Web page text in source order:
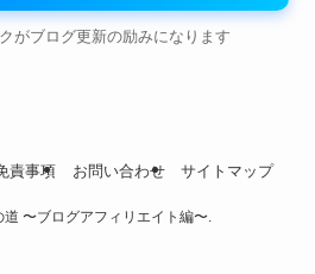
がブログ更新の励みになります
責事項 お問い合わせ サイトマップ
道 〜ブログアフィリエイト編〜.